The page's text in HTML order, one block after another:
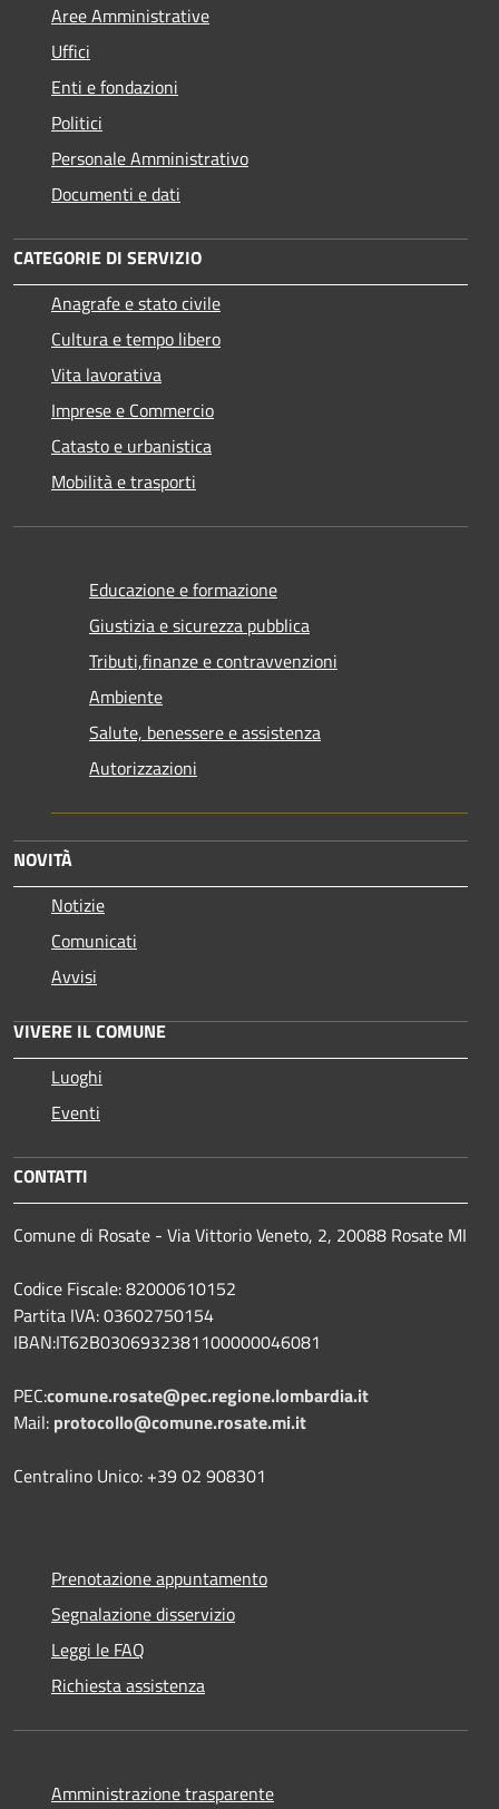
Aree Amministrative
Uffici
Enti e fondazioni
Politici
Personale Amministrativo
Documenti e dati
CATEGORIE DI SERVIZIO
Anagrafe e stato civile
Cultura e tempo libero
Vita lavorativa
Imprese e Commercio
Catasto e urbanistica
Mobilità e trasporti
Educazione e formazione
Giustizia e sicurezza pubblica
Tributi,finanze e contravvenzioni
Ambiente
Salute, benessere e assistenza
Autorizzazioni
NOVITÀ
Notizie
Comunicati
Avvisi
VIVERE IL COMUNE
Luoghi
Eventi
CONTATTI
Comune di Rosate - Via Vittorio Veneto, 2, 20088 Rosate MI
Codice Fiscale: 82000610152
Partita IVA: 03602750154
IBAN:IT62B0306932381100000046081
PEC:comune.rosate@pec.regione.lombardia.it
Mail: protocollo@comune.rosate.mi.it
Centralino Unico: +39 02 908301
Prenotazione appuntamento
Segnalazione disservizio
Leggi le FAQ
Richiesta assistenza
Amministrazione trasparente